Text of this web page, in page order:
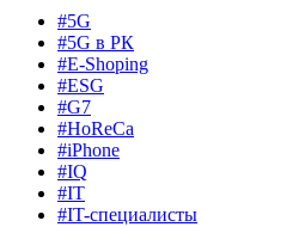
#5G
#5G в РК
#E-Shoping
#ESG
#G7
#HoReCa
#iPhone
#IQ
#IT
#IT-специалисты